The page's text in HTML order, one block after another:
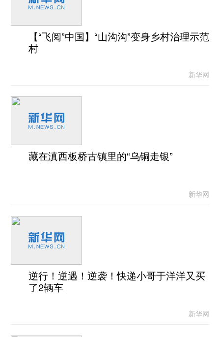
【“飞阅”中国】“山沟沟”变身乡村治理示范
村
新华网
藏在滇西板桥古镇里的“乌铜走银”
新华网
逆行！逆遇！逆袭！快递小哥于洋洋又买
了2辆车
新华网